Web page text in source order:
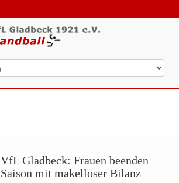
VfL Gladbeck: Frauen beenden
Saison mit makelloser Bilanz